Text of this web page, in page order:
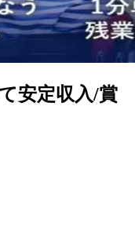
安定収入/賞